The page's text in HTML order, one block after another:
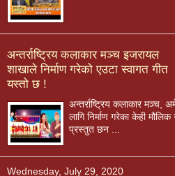
अन्तर्राष्ट्रिय कलाकार मञ्च इजरायल
शाखाले निर्माण गरेको एउटा स्वागत गीत
यस्तो छ !
अन्तर्राष्ट्रिय कलाकार मञ्च,
लागि निर्माण गरेका केही
प्रस्तुत छन ...
Wednesday, July 29, 2020